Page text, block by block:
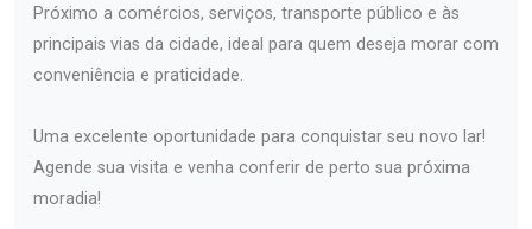
Próximo a comércios, serviços, transporte público e às
principais vias da cidade, ideal para quem deseja morar com
conveniência e praticidade.
Uma excelente oportunidade para conquistar seu novo lar!
Agende sua visita e venha conferir de perto sua próxima
moradia!